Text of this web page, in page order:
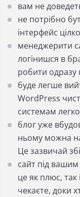
вам не
не потрібно
інтерфейс
менеджерити
логінишся в
робити одразу
буде легше
WordPress
системам
блог уже
ньому можна
Це зазвичай
сайт під
це як плюс, так
чекаєте, доки